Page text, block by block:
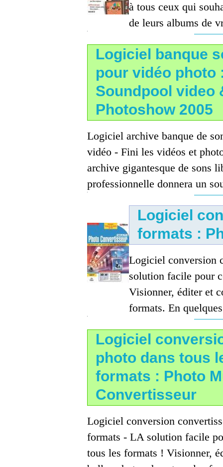
à tous ceux qui
de leurs albums de
Logiciel banque
pour vidéo photo
Soundpool video
Photoshow 2005
Logiciel archive banque de
vidéo - Fini les vidéos et
archive gigantesque de sons
professionnelle donnera un
Logiciel
formats :
Logiciel conversion
solution facile pour
Visionner, éditer et
formats. En
Logiciel
photo dans tous
formats : Photo
Convertisseur
Logiciel conversion
formats - LA solution facile
tous les formats ! Visionner,